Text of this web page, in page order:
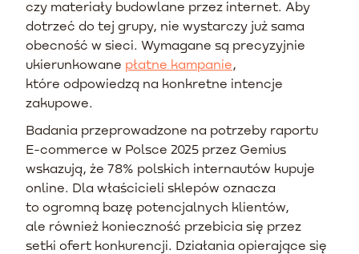
czy materiały budowlane przez internet. Aby
dotrzeć do tej grupy, nie wystarczy już sama
obecność w sieci. Wymagane są precyzyjnie
ukierunkowane płatne kampanie,
które odpowiedzą na konkretne intencje
zakupowe.
Badania przeprowadzone na potrzeby raportu
E-commerce w Polsce 2025 przez Gemius
wskazują, że 78% polskich internautów kupuje
online. Dla właścicieli sklepów oznacza
to ogromną bazę potencjalnych klientów,
ale również konieczność przebicia się przez
setki ofert konkurencji. Działania opierające się